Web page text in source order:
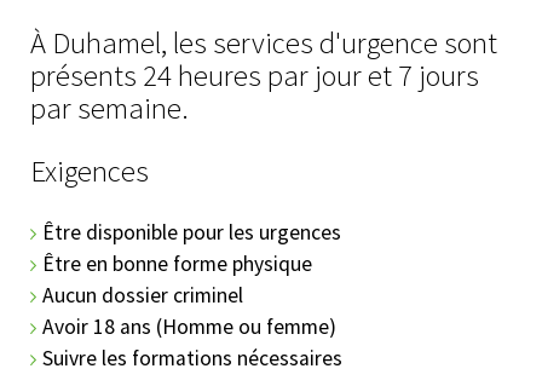
À Duhamel, les services d'urgence sont
présents 24 heures par jour et 7 jours
par semaine.
Exigences
Être disponible pour les urgences
Être en bonne forme physique
Aucun dossier criminel
Avoir 18 ans (Homme ou femme)
Suivre les formations nécessaires